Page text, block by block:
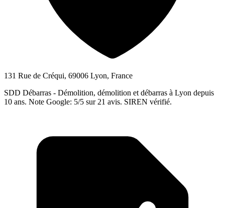
131 Rue de Créqui, 69006 Lyon, France
SDD Débarras - Démolition, démolition et débarras à Lyon depuis
10 ans. Note Google: 5/5 sur 21 avis. SIREN vérifié.